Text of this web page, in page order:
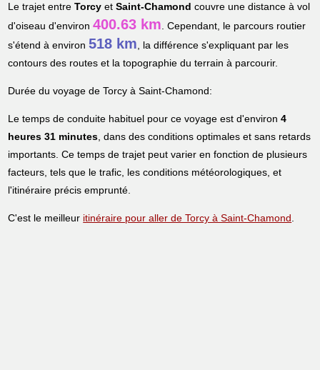
Le trajet entreTorcy etSaint-Chamond couvre une distance à vol
d'oiseau d'environ400.63 km. Cependant, le parcours routier
s'étend à environ518 km, la différence s'expliquant par les
contours des routes et la topographie du terrain à parcourir.
Durée du voyage de Torcy à Saint-Chamond:
Le temps de conduite habituel pour ce voyage est d'environ4
heures 31 minutes, dans des conditions optimales et sans retards
importants. Ce temps de trajet peut varier en fonction de plusieurs
facteurs, tels que le trafic, les conditions météorologiques, et
l'itinéraire précis emprunté.
C'est le meilleur itinéraire pour aller de Torcy à Saint-Chamond.